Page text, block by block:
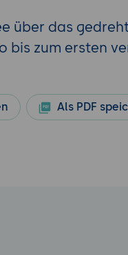
über das
bis zum ersten
Als PDF